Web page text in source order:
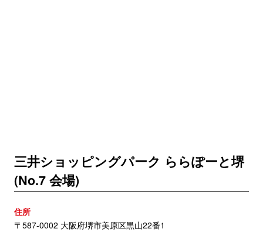
三井ショッピングパーク ららぽーと堺
(No.7 会場)
住所
〒587-0002 大阪府堺市美原区黒山22番1